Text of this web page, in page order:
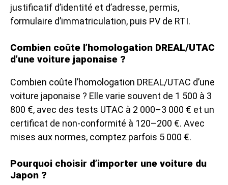
justificatif d’identité et d’adresse, permis,
formulaire d’immatriculation, puis PV de RTI.
Combien coûte l’homologation DREAL/UTAC
d’une voiture japonaise ?
Combien coûte l’homologation DREAL/UTAC d’une
voiture japonaise ? Elle varie souvent de 1 500 à 3
800 €, avec des tests UTAC à 2 000–3 000 € et un
certificat de non-conformité à 120–200 €. Avec
mises aux normes, comptez parfois 5 000 €.
Pourquoi choisir d’importer une voiture du
Japon ?